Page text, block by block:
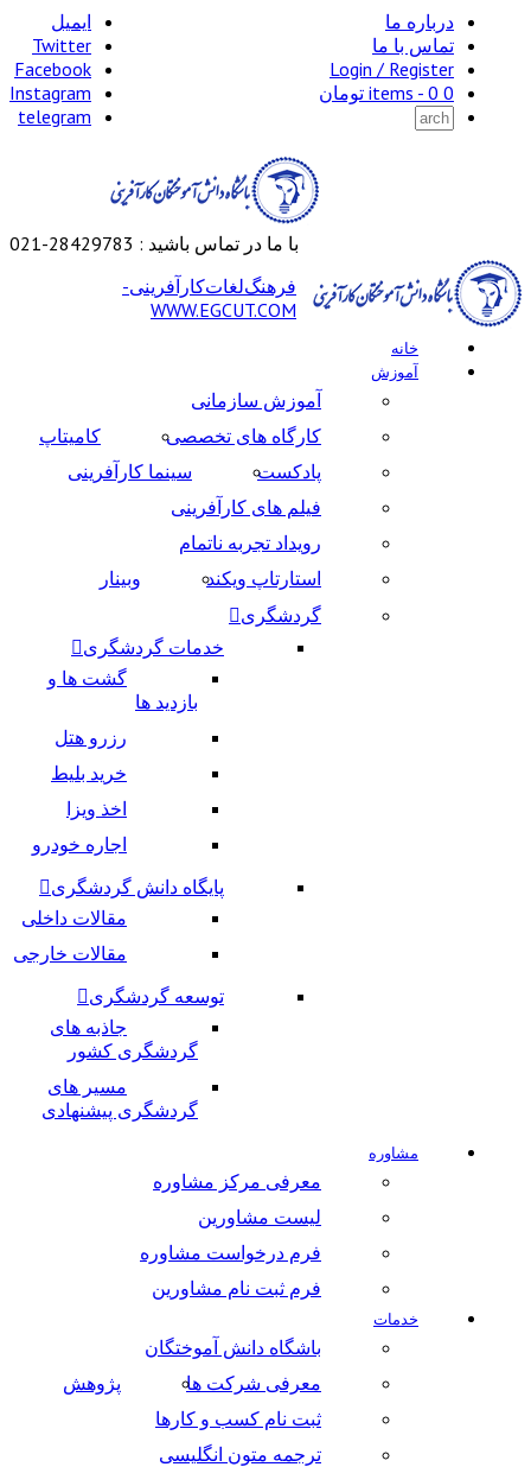
درباره ما
تماس با ما
Login / Register
0 items -
0 تومان
ایمیل
Twitter
Facebook
Instagram
telegram
با ما در تماس باشید : 28429783-021
خانه
آموزش
آموزش سازمانی
کارگاه های تخصصی
کامیتاپ
پادکست
سینما کارآفرینی
فیلم های کارآفرینی
رویداد تجربه ناتمام
استارتاپ ویکند
وبینار
گردشگری
خدمات گردشگری
گشت ها و
بازدید ها
رزرو هتل
خرید بلیط
اخذ ویزا
اجاره خودرو
پایگاه دانش گردشگری
مقالات داخلی
مقالات خارجی
توسعه گردشگری
جاذبه های
گردشگری کشور
مسیر های
گردشگری پیشنهادی
مشاوره
معرفی مرکز مشاوره
لیست مشاورین
فرم درخواست مشاوره
فرم ثبت نام مشاورین
خدمات
باشگاه دانش آموختگان
معرفی شرکت ها
پژوهش
ثبت نام کسب و کارها
ترجمه متون انگلیسی
ﻓﺮﻫﻨﮓﻟﻐﺎتﮐﺎرآﻓﺮﯾﻨﯽ-
WWW.EGCUT.COM